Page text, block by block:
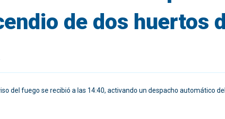
de dos huertos
del fuego se recibió a las 14:40, activando un despacho automático